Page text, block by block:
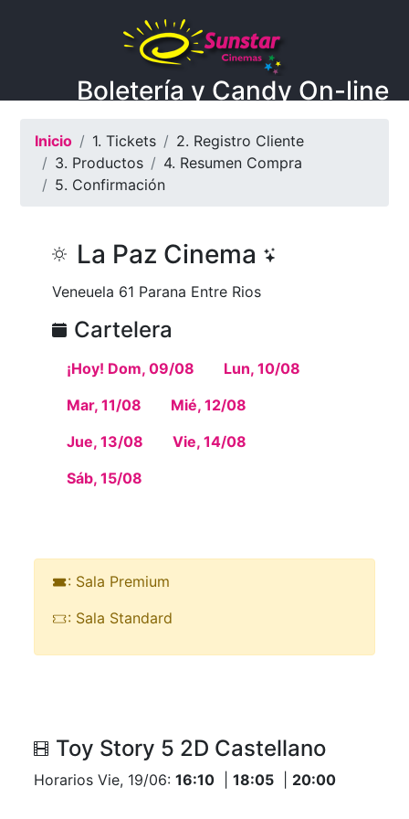
Boletería y Candy On-line
Inicio 1. Tickets
2. Registro Cliente
3. Productos
4. Resumen Compra
5. Confirmación
La Paz Cinema
Veneuela 61 Parana Entre Rios
Cartelera
¡Hoy! Dom, 09/08
Lun, 10/08
Mar, 11/08
Mié, 12/08
Jue, 13/08
Vie, 14/08
Sáb, 15/08
: Sala Premium
: Sala Standard
Toy Story 5 2D Castellano
Horarios Vie, 19/06:16:10 |18:05 20:00